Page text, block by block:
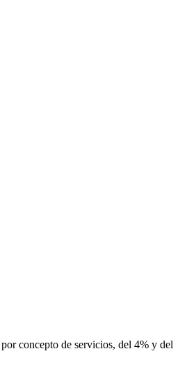
concepto de servicios, del 4% y del